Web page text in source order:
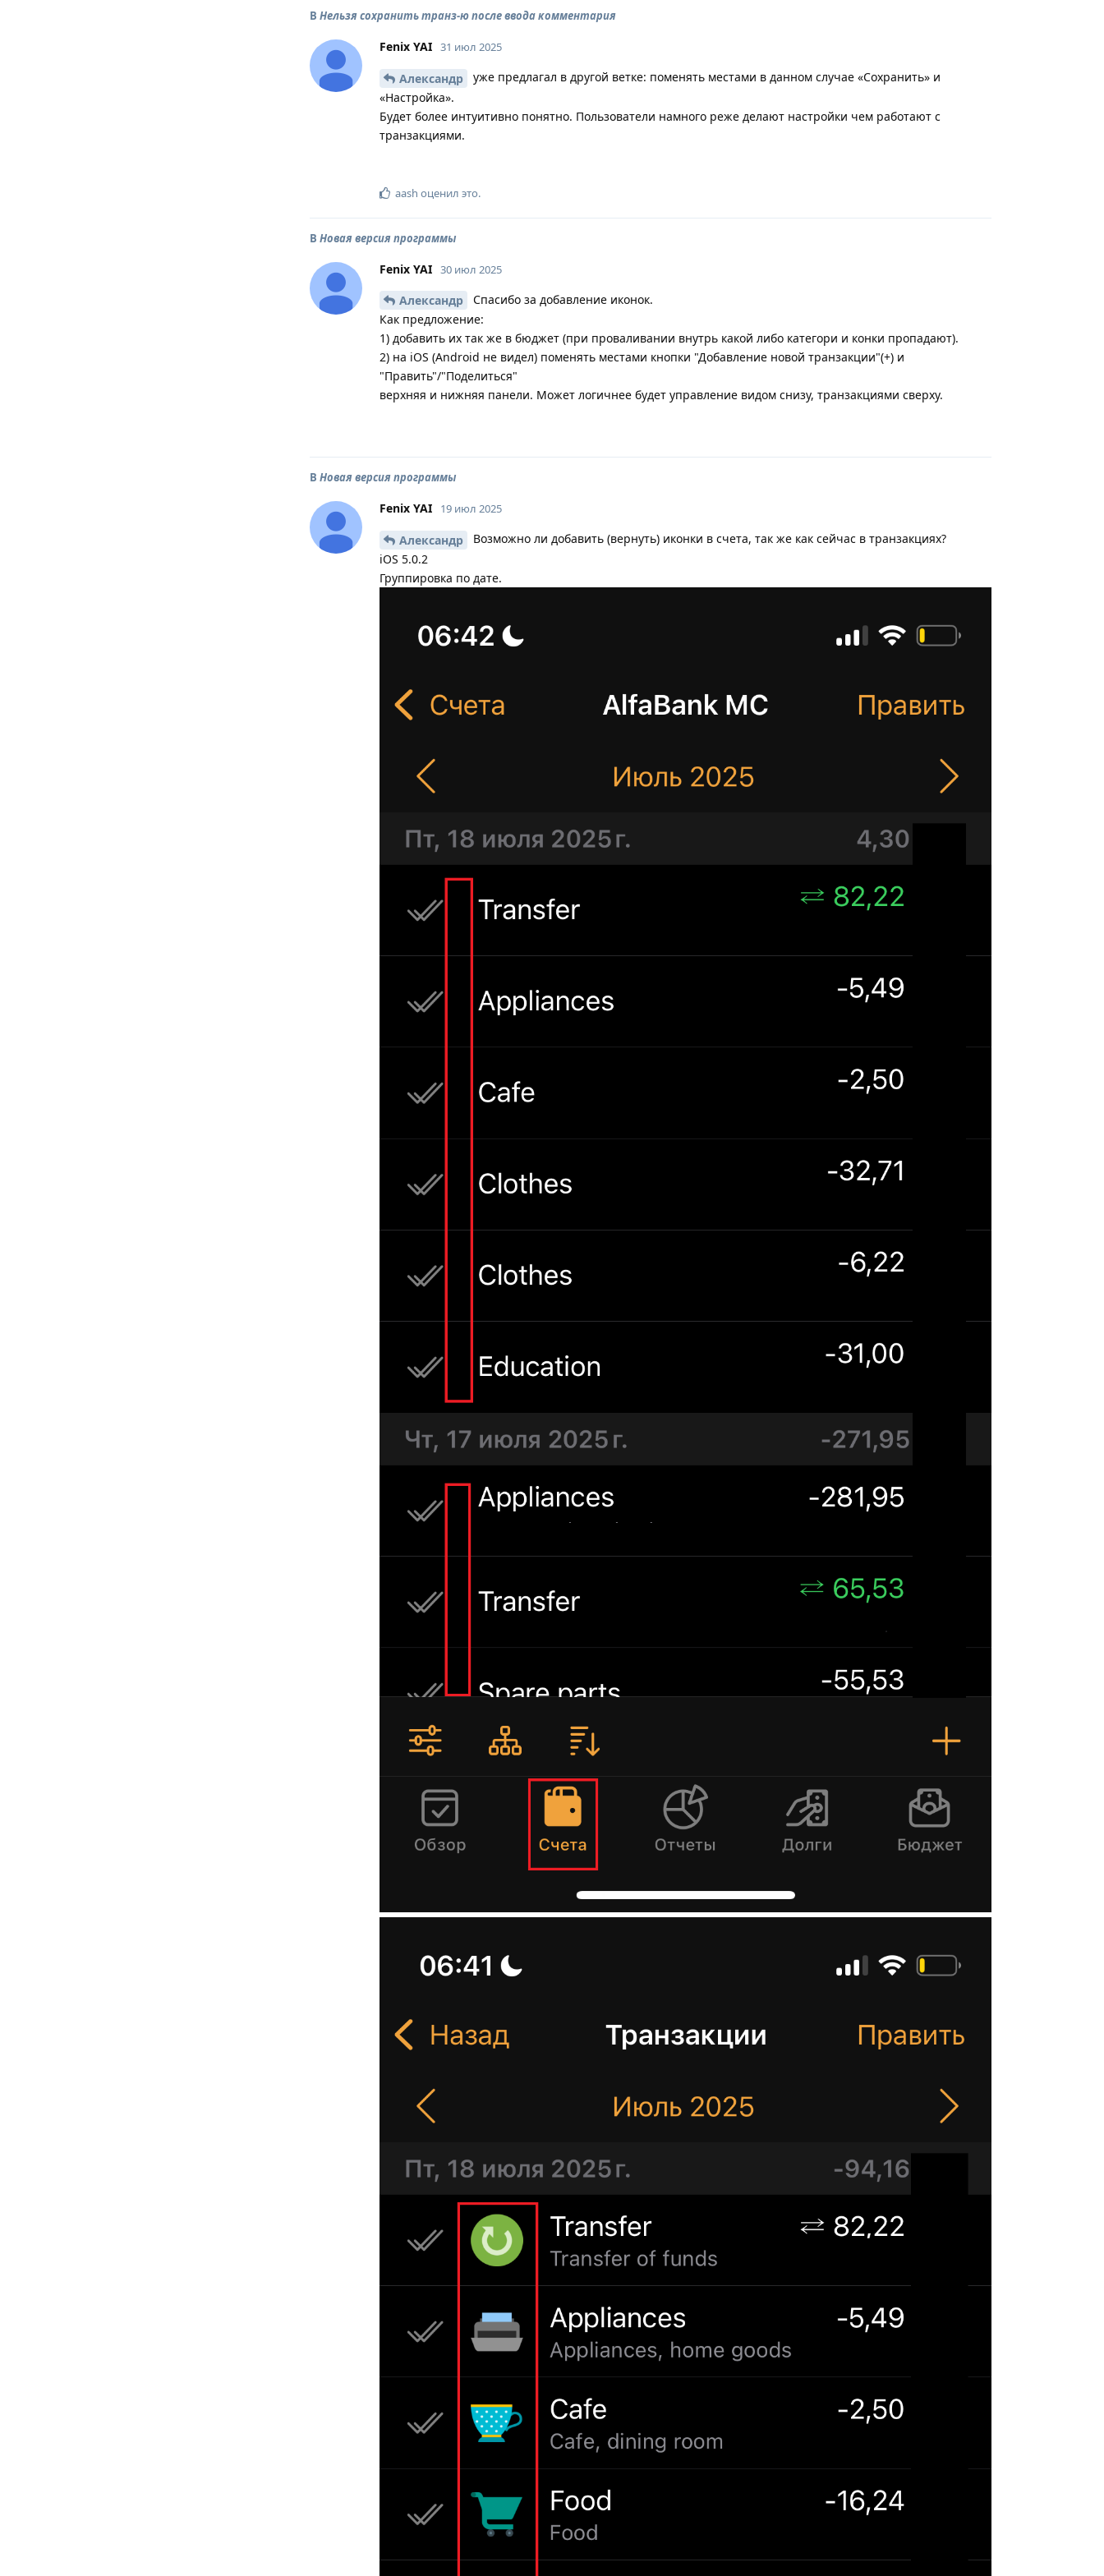
В Нельзя сохранить транз-ю после ввода комментария
Fenix YAI 31 июл 2025
Александр
уже предлагал в другой ветке: поменять местами в данном случае «Сохранить» и
«Настройка».
Будет более интуитивно понятно. Пользователи намного реже делают настройки чем работают с
транзакциями.
aash оценил это.
В Новая версия программы
Fenix YAI 30 июл 2025
Александр
Спасибо за добавление иконок.
Как предложение:
1) добавить их так же в бюджет (при проваливании внутрь какой либо категори и конки пропадают).
2) на iOS (Android не видел) поменять местами кнопки "Добавление новой транзакции"(+) и
"Править"/"Поделиться"
верхняя и нижняя панели. Может логичнее будет управление видом снизу, транзакциями сверху.
В Новая версия программы
Fenix YAI 19 июл 2025
Александр
Возможно ли добавить (вернуть) иконки в счета, так же как сейчас в транзакциях?
iOS 5.0.2
Группировка по дате.